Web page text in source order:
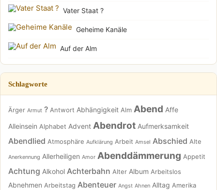
Vater Staat ?
Geheime Kanäle
Auf der Alm
Schlagworte
Ärger Armut ? Antwort Abhängigkeit Alm Abend Affe
Alleinsein Alphabet Advent Abendrot Aufmerksamkeit
Abendlied Atmosphäre Aufklärung Arbeit Amsel Abschied Alte
Anerkennung Allerheiligen Amor Abenddämmerung Appetit
Achtung Alkohol Achterbahn Alter Album Arbeitslos
Abnehmen Arbeitstag Abenteuer Angst Ahnen Alltag Amerika